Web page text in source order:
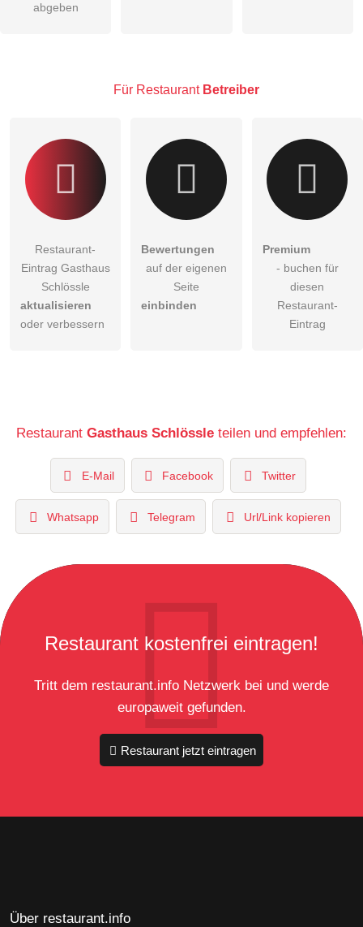
öffentliche Frage stellen
Klicken Sie hier um eineindividuelle Frage
abgeben
Für Restaurant Betreiber
Restaurant-
Eintrag Gasthaus
Schlössle
aktualisieren
oder verbessern
Bewertungen
auf der eigenen
Seite
einbinden
Premium
- buchen für
diesen
Restaurant-
Eintrag
Restaurant Gasthaus Schlössle teilen und empfehlen:
E-Mail Facebook Twitter
Whatsapp Telegram Url/Link kopieren
Restaurant kostenfrei eintragen!
Tritt dem restaurant.info Netzwerk bei und werde
europaweit gefunden.
Restaurant jetzt eintragen
Über restaurant.info